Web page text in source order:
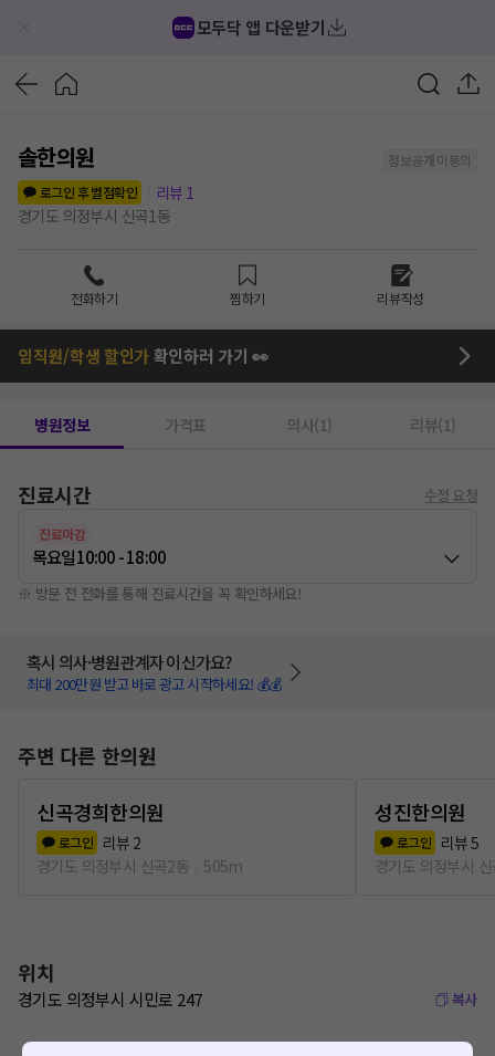
모두닥 앱 다운받기
솔한의원
정보공개 미동의
로그인 후 별점확인
리뷰 1
경기도 의정부시 신곡1동
전화하기 찜하기 리뷰작성
임직원/학생 할인가확인하러 가기 👀
병원정보 가격표 의사(1) 리뷰(1)
진료시간 수정 요청
진료마감
목요일10:00 - 18:00
※ 방문 전 전화를 통해 진료시간을 꼭 확인하세요!
혹시 의사·병원관계자 이신가요?
최대 200만원 받고 바로 광고 시작하세요! 💰💰
주변 다른 한의원
신곡경희한의원
로그인 리뷰 2
경기도 의정부시 신곡2동
505m
성진한의원
로그인 리뷰5
경기도 의정부시
위치
경기도 의정부시 시민로 247 복사